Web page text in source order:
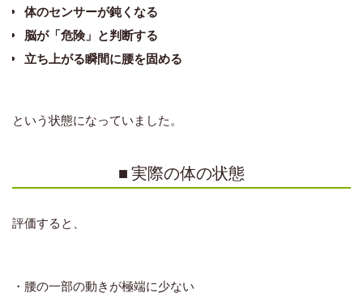
体のセンサーが鈍くなる
脳が「危険」と判断する
立ち上がる瞬間に腰を固める
という状態になっていました。
■ 実際の体の状態
評価すると、
・腰の一部の動きが極端に少ない